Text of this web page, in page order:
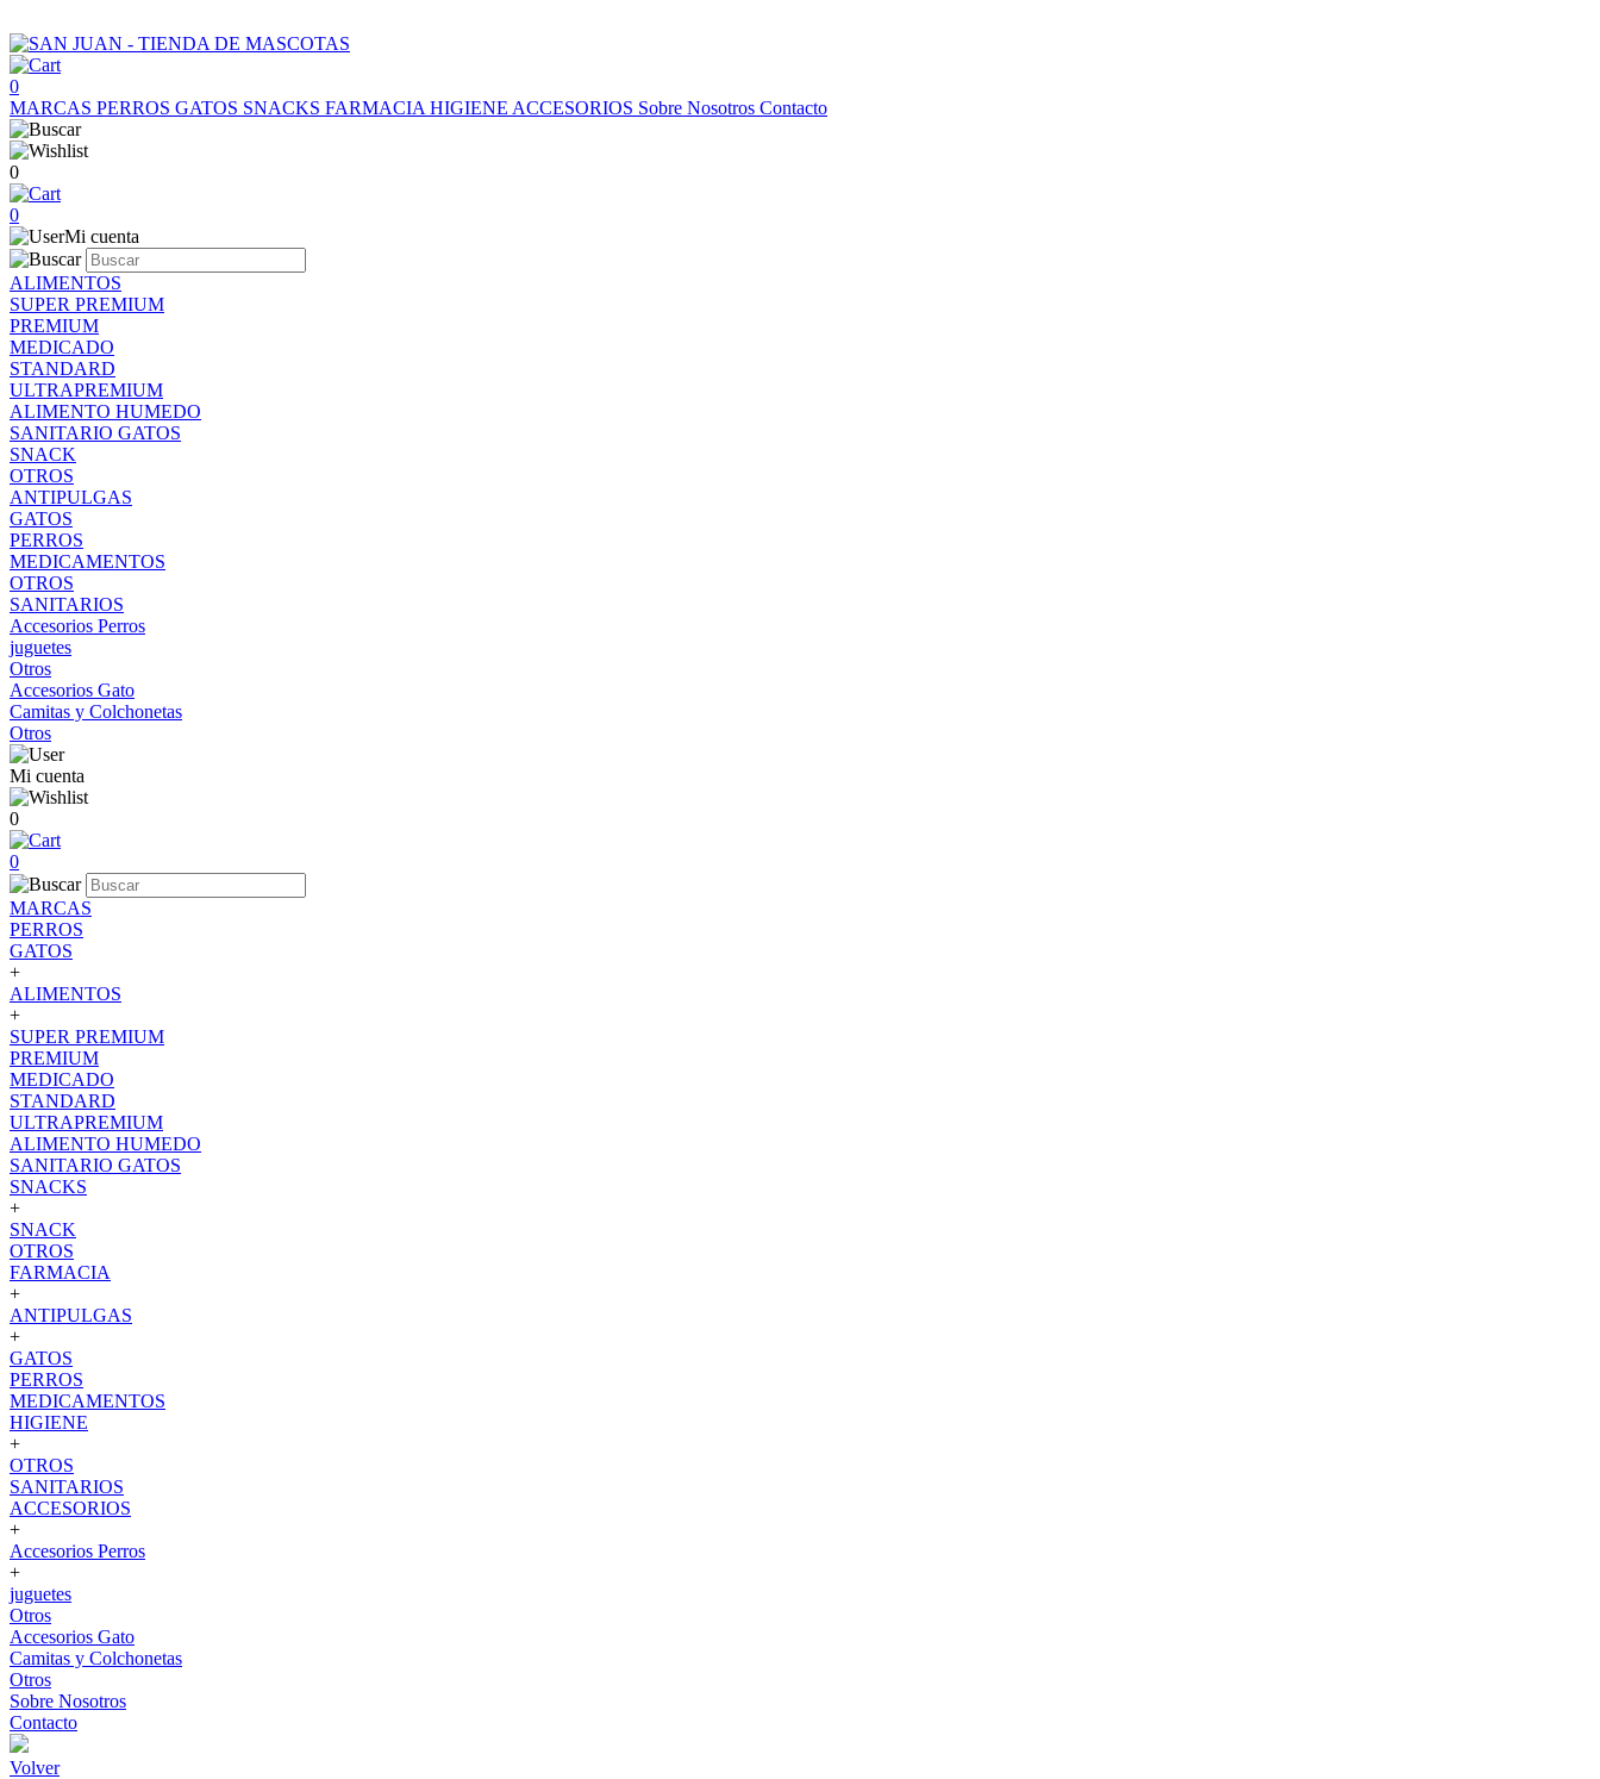
0
MARCAS PERROS GATOS SNACKS FARMACIA HIGIENE ACCESORIOS Sobre Nosotros Contacto
0
0
Mi cuenta
ALIMENTOS
SUPER PREMIUM
PREMIUM
MEDICADO
STANDARD
ULTRAPREMIUM
ALIMENTO HUMEDO
SANITARIO GATOS
SNACK
OTROS
ANTIPULGAS
GATOS
PERROS
MEDICAMENTOS
OTROS
SANITARIOS
Accesorios Perros
juguetes
Otros
Accesorios Gato
Camitas y Colchonetas
Otros
Mi cuenta
0
0
MARCAS
PERROS
GATOS
+
ALIMENTOS
+
SUPER PREMIUM
PREMIUM
MEDICADO
STANDARD
ULTRAPREMIUM
ALIMENTO HUMEDO
SANITARIO GATOS
SNACKS
+
SNACK
OTROS
FARMACIA
+
ANTIPULGAS
+
GATOS
PERROS
MEDICAMENTOS
HIGIENE
+
OTROS
SANITARIOS
ACCESORIOS
+
Accesorios Perros
+
juguetes
Otros
Accesorios Gato
Camitas y Colchonetas
Otros
Sobre Nosotros
Contacto
Volver